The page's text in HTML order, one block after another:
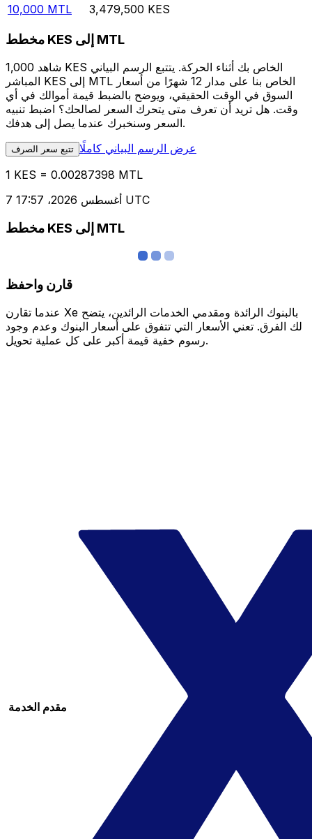
10,000 MTL 3,479,500 KES
مخطط KES إلى MTL
شاهد 1,000 KES الخاص بك أثناء الحركة. يتتبع الرسم البياني
المباشر KES إلى MTL الخاص بنا على مدار 12 شهرًا من أسعار
السوق في الوقت الحقيقي، ويوضح بالضبط قيمة أموالك في أي
وقت. هل تريد أن تعرف متى يتحرك السعر لصالحك؟ اضبط تنبيه
السعر وسنخبرك عندما يصل إلى هدفك.
تتبع سعر الصرف عرض الرسم البياني كاملًا
1 KES = 0.00287398 MTL
7 أغسطس 2026، 17:57 UTC
مخطط KES إلى MTL
قارن واحفظ
عندما تقارن Xe بالبنوك الرائدة ومقدمي الخدمات الرائدين، يتضح
لك الفرق. تعني الأسعار التي تتفوق على أسعار البنوك وعدم وجود
رسوم خفية قيمة أكبر على كل عملية تحويل.
مقدم الخدمة